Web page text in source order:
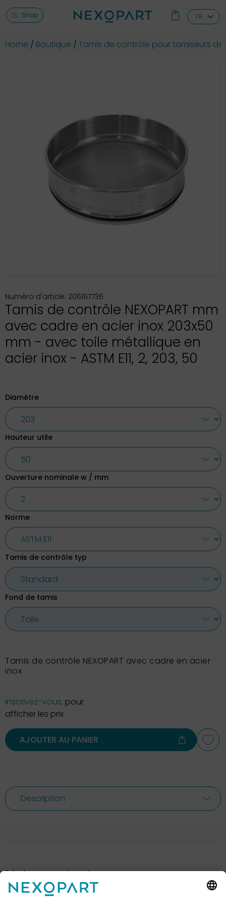
Shop FR
Home Boutique Tamis de contrôle pour tamiseurs
Numéro d'article: 206167736
Tamis de contrôle NEXOPART mm
avec cadre en acier inox 203x50
mm - avec toile métallique en
acier inox - ASTM E11, 2, 203, 50
Diamètre
Hauteur utile
Ouverture nominale w / mm
Norme
Tamis de contrôle typ
Fond de tamis
Tamis de contrôle NEXOPART avec cadre en acier
inox
Inscrivez-vous, pour
afficher les prix
AJOUTER AU PANIER
Description
Votre contact avec nous.
Avez-vous des questions ? Alors sil vous plaît